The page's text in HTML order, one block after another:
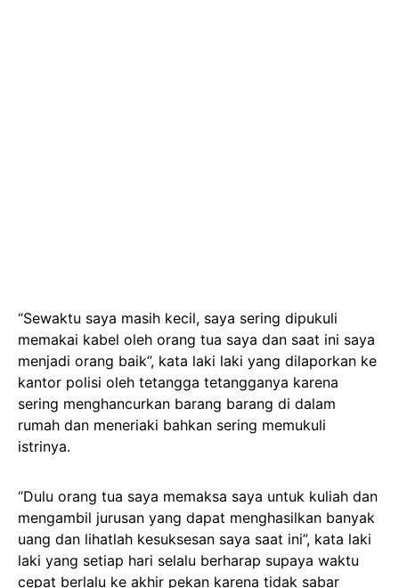
“Sewaktu saya masih kecil, saya sering dipukuli
memakai kabel oleh orang tua saya dan saat ini saya
menjadi orang baik”, kata laki laki yang dilaporkan ke
kantor polisi oleh tetangga tetangganya karena
sering menghancurkan barang barang di dalam
rumah dan meneriaki bahkan sering memukuli
istrinya.
“Dulu orang tua saya memaksa saya untuk kuliah dan
mengambil jurusan yang dapat menghasilkan banyak
uang dan lihatlah kesuksesan saya saat ini”, kata laki
laki yang setiap hari selalu berharap supaya waktu
cepat berlalu ke akhir pekan karena tidak sabar